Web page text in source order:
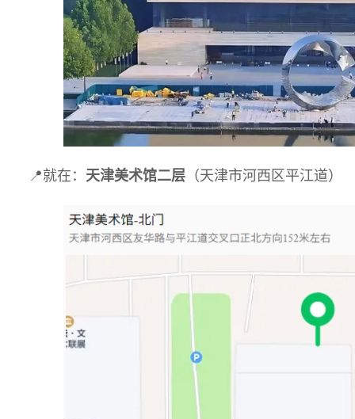
📍就在： 天津美术馆二层 （天津市河西区平江道）